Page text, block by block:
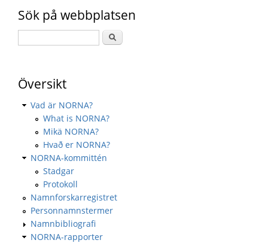
Sök på webbplatsen
Översikt
Vad är NORNA?
What is NORNA?
Mikä NORNA?
Hvað er NORNA?
NORNA-kommittén
Stadgar
Protokoll
Namnforskarregistret
Personnamnstermer
Namnbibliografi
NORNA-rapporter